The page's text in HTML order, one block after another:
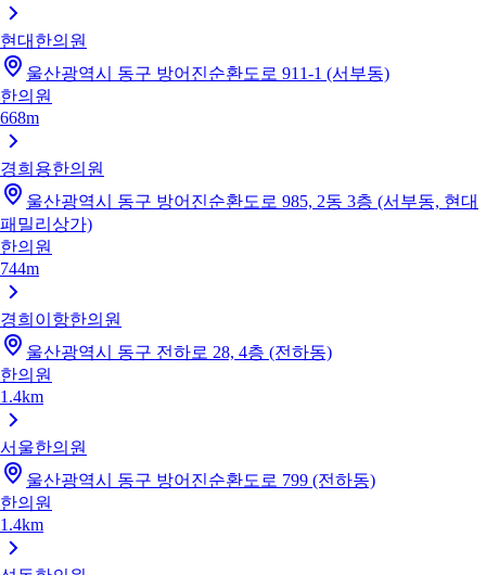
현대한의원
울산광역시 동구 방어진순환도로 911-1 (서부동)
한의원
668m
경희용한의원
울산광역시 동구 방어진순환도로 985, 2동 3층 (서부동, 현대
패밀리상가)
한의원
744m
경희이항한의원
울산광역시 동구 전하로 28, 4층 (전하동)
한의원
1.4km
서울한의원
울산광역시 동구 방어진순환도로 799 (전하동)
한의원
1.4km